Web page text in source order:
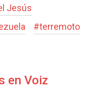
Jesús
#terremoto
en Voiz